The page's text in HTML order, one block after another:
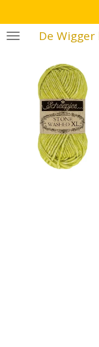
direct
naar
hoofdinhoud
De